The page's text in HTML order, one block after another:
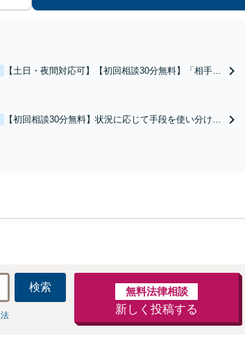
【土日・夜間対応可】【初回相談30分無料】「相手方
金額アップ／減額交渉も対応可」【完全個室対応】
【初回相談30分無料】状況に応じて手段を使い分け、
検索 無料法律相談
新しく投稿する